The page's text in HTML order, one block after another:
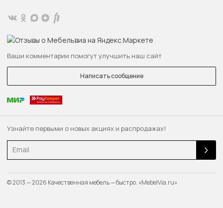
Узнайте первыми о новых акциях и распродажах!
Email
Ваши комментарии помогут улучшить наш сайт
Написать сообщение
© 2013 — 2026 Качественная мебель — быстро. «MebelVia.ru»